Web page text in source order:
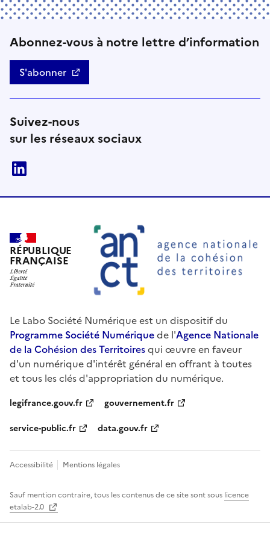
Abonnez-vous à notre lettre d’information
S'abonner
Suivez-nous
sur les réseaux sociaux
RÉPUBLIQUE
FRANÇAISE
Le Labo Société Numérique est un dispositif du
Programme Société Numériquede l'Agence Nationale
de la Cohésion des Territoiresqui œuvre en faveur
d'un numérique d'intérêt général en offrant à toutes
et tous les clés d'appropriation du numérique.
legifrance.gouv.fr
gouvernement.fr
service-public.fr
data.gouv.fr
Accessibilité Mentions légales
Sauf mention contraire, tous les contenus de ce site sont sous licence
etalab-2.0